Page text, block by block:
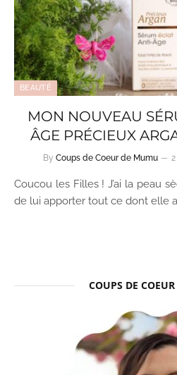
BEAUTÉ
MON NOUVEAU
ÂGE PRÉCIEUX
By Coups de Coeur de Mumu
Coucou les Filles ! J’ai la peau
de lui apporter tout ce dont elle
COUPS DE